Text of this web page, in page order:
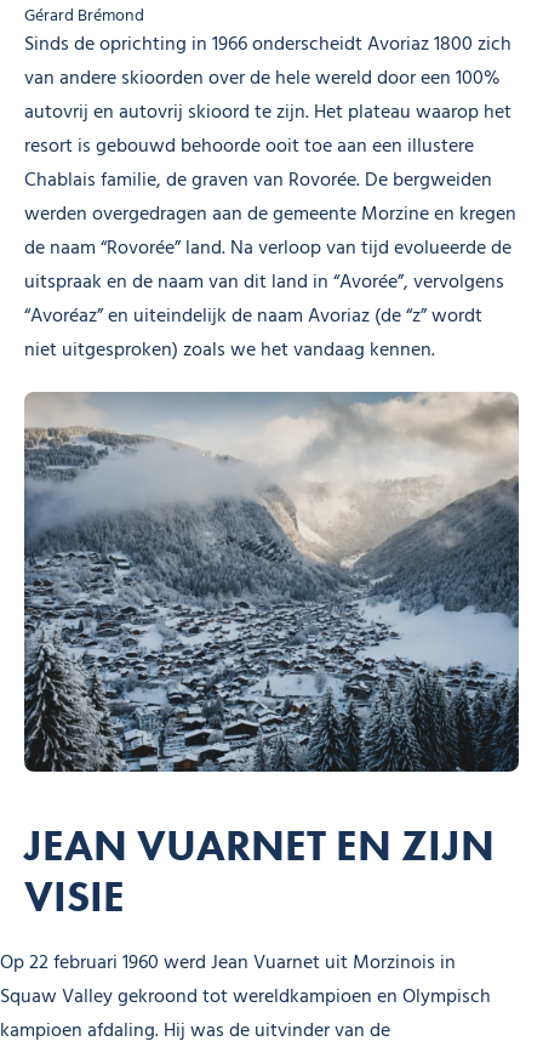
Gérard Brémond
Sinds de oprichting in 1966 onderscheidt Avoriaz 1800 zich
van andere skioorden over de hele wereld door een 100%
autovrij en autovrij skioord te zijn. Het plateau waarop het
resort is gebouwd behoorde ooit toe aan een illustere
Chablais familie, de graven van Rovorée. De bergweiden
werden overgedragen aan de gemeente Morzine en kregen
de naam “Rovorée” land. Na verloop van tijd evolueerde de
uitspraak en de naam van dit land in “Avorée”, vervolgens
“Avoréaz” en uiteindelijk de naam Avoriaz (de “z” wordt
niet uitgesproken) zoals we het vandaag kennen.
JEAN VUARNET EN ZIJN
VISIE
Op 22 februari 1960 werd Jean Vuarnet uit Morzinois in
Squaw Valley gekroond tot wereldkampioen en Olympisch
kampioen afdaling. Hij was de uitvinder van de